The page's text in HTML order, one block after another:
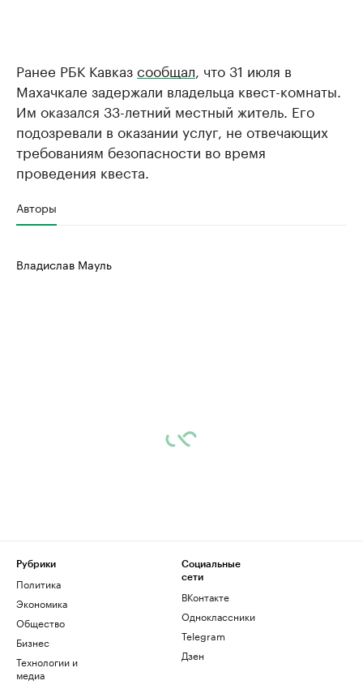
Ранее РБК Кавказсообщал , что 31 июля в
Махачкале задержали владельца квест-комнаты.
Им оказался 33-летний местный житель. Его
подозревали в оказании услуг, не отвечающих
требованиям безопасности во время
проведения квеста.
Авторы
Владислав Мауль
Рубрики
Политика
Экономика
Общество
Бизнес
Технологии и
медиа
Социальные
сети
ВКонтакте
Одноклассники
Telegram
Дзен